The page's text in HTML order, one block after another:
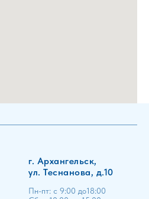
г. Архангельск,
ул. Теснанова, д.10
Пн-пт: с 9:00 до18:00